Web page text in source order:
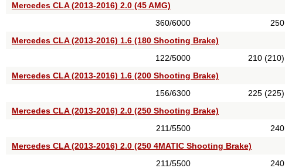
Mercedes CLA (2013-2016) 2.0 (45 AMG)
360/6000
250
Mercedes CLA (2013-2016) 1.6 (180 Shooting Brake)
122/5000
210 (210)
Mercedes CLA (2013-2016) 1.6 (200 Shooting Brake)
156/6300
225 (225)
Mercedes CLA (2013-2016) 2.0 (250 Shooting Brake)
211/5500
240
Mercedes CLA (2013-2016) 2.0 (250 4MATIC Shooting Brake)
211/5500
240